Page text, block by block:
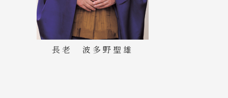
長老 波多野聖雄